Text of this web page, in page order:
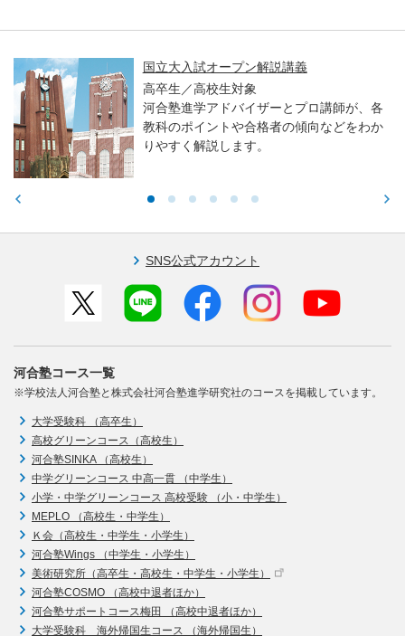
国立大入試オープン解説講義
高卒生／高校生対象
河合塾進学アドバイザーとプロ講師が、各
教科のポイントや合格者の傾向などをわか
りやすく解説します。
SNS公式アカウント
河合塾コース一覧
※学校法人河合塾と株式会社河合塾進学研究社のコースを掲載しています。
大学受験科 （高卒生）
高校グリーンコース（高校生）
河合塾SINKA （高校生）
中学グリーンコース 中高一貫 （中学生）
小学・中学グリーンコース 高校受験 （小・中学生）
MEPLO （高校生・中学生）
Ｋ会（高校生・中学生・小学生）
河合塾Wings （中学生・小学生）
美術研究所（高卒生・高校生・中学生・小学生）
河合塾COSMO （高校中退者ほか）
河合塾サポートコース梅田 （高校中退者ほか）
大学受験科 海外帰国生コース （海外帰国生）